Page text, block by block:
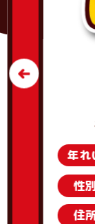
年れい
性別
住所